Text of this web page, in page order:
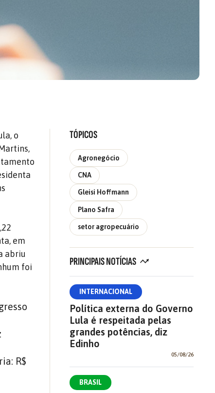
o
em
abriu
foi
R$
TÓPICOS
Agronegócio
CNA
Gleisi Hoffmann
Plano Safra
setor agropecuário
PRINCIPAIS NOTÍCIAS
INTERNACIONAL
Política externa do Governo
Lula é respeitada pelas
grandes potências, diz
Edinho
05/08/26
BRASIL